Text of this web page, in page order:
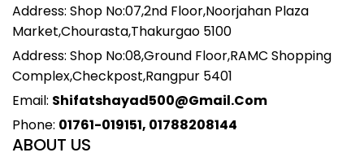
Address: Shop No:07,2nd Floor,Noorjahan Plaza
Market,Chourasta,Thakurgao 5100
Address: Shop No:08,Ground Floor,RAMC Shopping
Complex,Checkpost,Rangpur 5401
Email: Shifatshayad500@gmail.com
Phone: 01761-019151, 01788208144
ABOUT US